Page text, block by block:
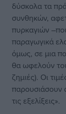
δύσκολα τα
συνθηκών,
πυρκαγιών
παραγωγικά
όμως, σε μια
θα ωφελούν
ζημιές). Οι
παρουσιάσουν
τις εξελίξεις».